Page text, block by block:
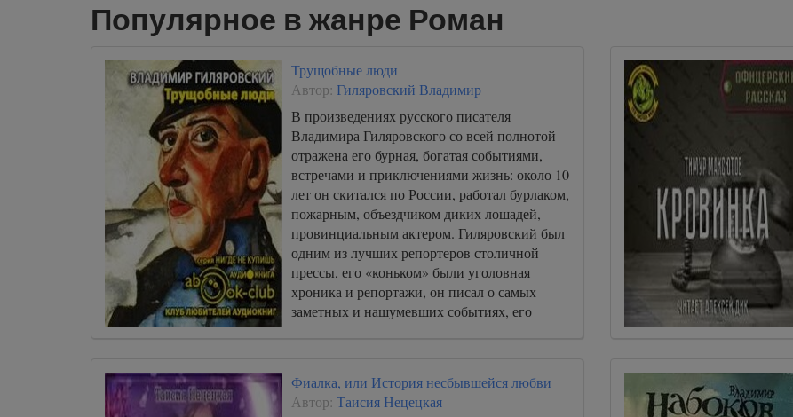
Популярное в жанре Роман
Трущобные люди
Автор: Гиляровский Владимир
В произведениях русского писателя
Владимира Гиляровского со всей полнотой
отражена его бурная, богатая событиями,
встречами и приключениями жизнь: около 10
лет он скитался по России, работал бурлаком,
пожарным, объездчиком диких лошадей,
провинциальным актером. Гиляровский был
одним из лучших репортеров столичной
прессы, его «коньком» были уголовная
хроника и репортажи, он писал о самых
заметных и нашумевших событиях, его
Фиалка, или История несбывшейся любви
Автор: Таисия Нецецкая